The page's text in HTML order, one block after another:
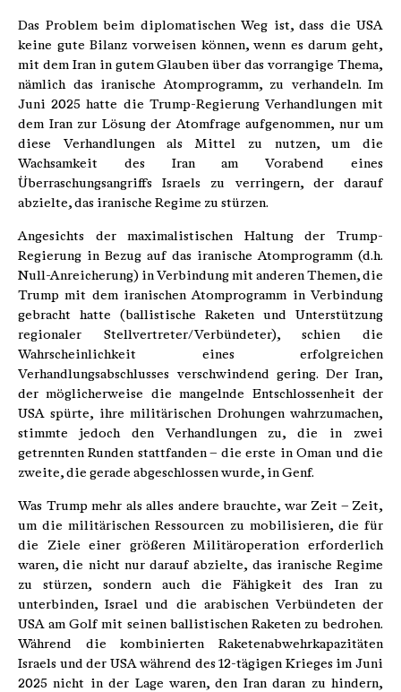
Das Problem beim diplomatischen Weg ist, dass die USA
keine gute Bilanz vorweisen können, wenn es darum geht,
mit dem Iran in gutem Glauben über das vorrangige Thema,
nämlich das iranische Atomprogramm, zu verhandeln. Im
Juni 2025 hatte die Trump-Regierung Verhandlungen mit
dem Iran zur Lösung der Atomfrage aufgenommen, nur um
diese Verhandlungen als Mittel zu nutzen, um die
Wachsamkeit des Iran am Vorabend eines
Überraschungsangriffs Israels zu verringern, der darauf
abzielte, das iranische Regime zu stürzen.
Angesichts der maximalistischen Haltung der Trump-
Regierung in Bezug auf das iranische Atomprogramm (d.h.
Null-Anreicherung) in Verbindung mit anderen Themen, die
Trump mit dem iranischen Atomprogramm in Verbindung
gebracht hatte (ballistische Raketen und Unterstützung
regionaler Stellvertreter/Verbündeter), schien die
Wahrscheinlichkeit eines erfolgreichen
Verhandlungsabschlusses verschwindend gering. Der Iran,
der möglicherweise die mangelnde Entschlossenheit der
USA spürte, ihre militärischen Drohungen wahrzumachen,
stimmte jedoch den Verhandlungen zu, die in zwei
getrennten Runden stattfanden – die erste in Oman und die
zweite, die gerade abgeschlossen wurde, in Genf.
Was Trump mehr als alles andere brauchte, war Zeit – Zeit,
um die militärischen Ressourcen zu mobilisieren, die für
die Ziele einer größeren Militäroperation erforderlich
waren, die nicht nur darauf abzielte, das iranische Regime
zu stürzen, sondern auch die Fähigkeit des Iran zu
unterbinden, Israel und die arabischen Verbündeten der
USA am Golf mit seinen ballistischen Raketen zu bedrohen.
Während die kombinierten Raketenabwehrkapazitäten
Israels und der USA während des 12-tägigen Krieges im Juni
2025 nicht in der Lage waren, den Iran daran zu hindern,